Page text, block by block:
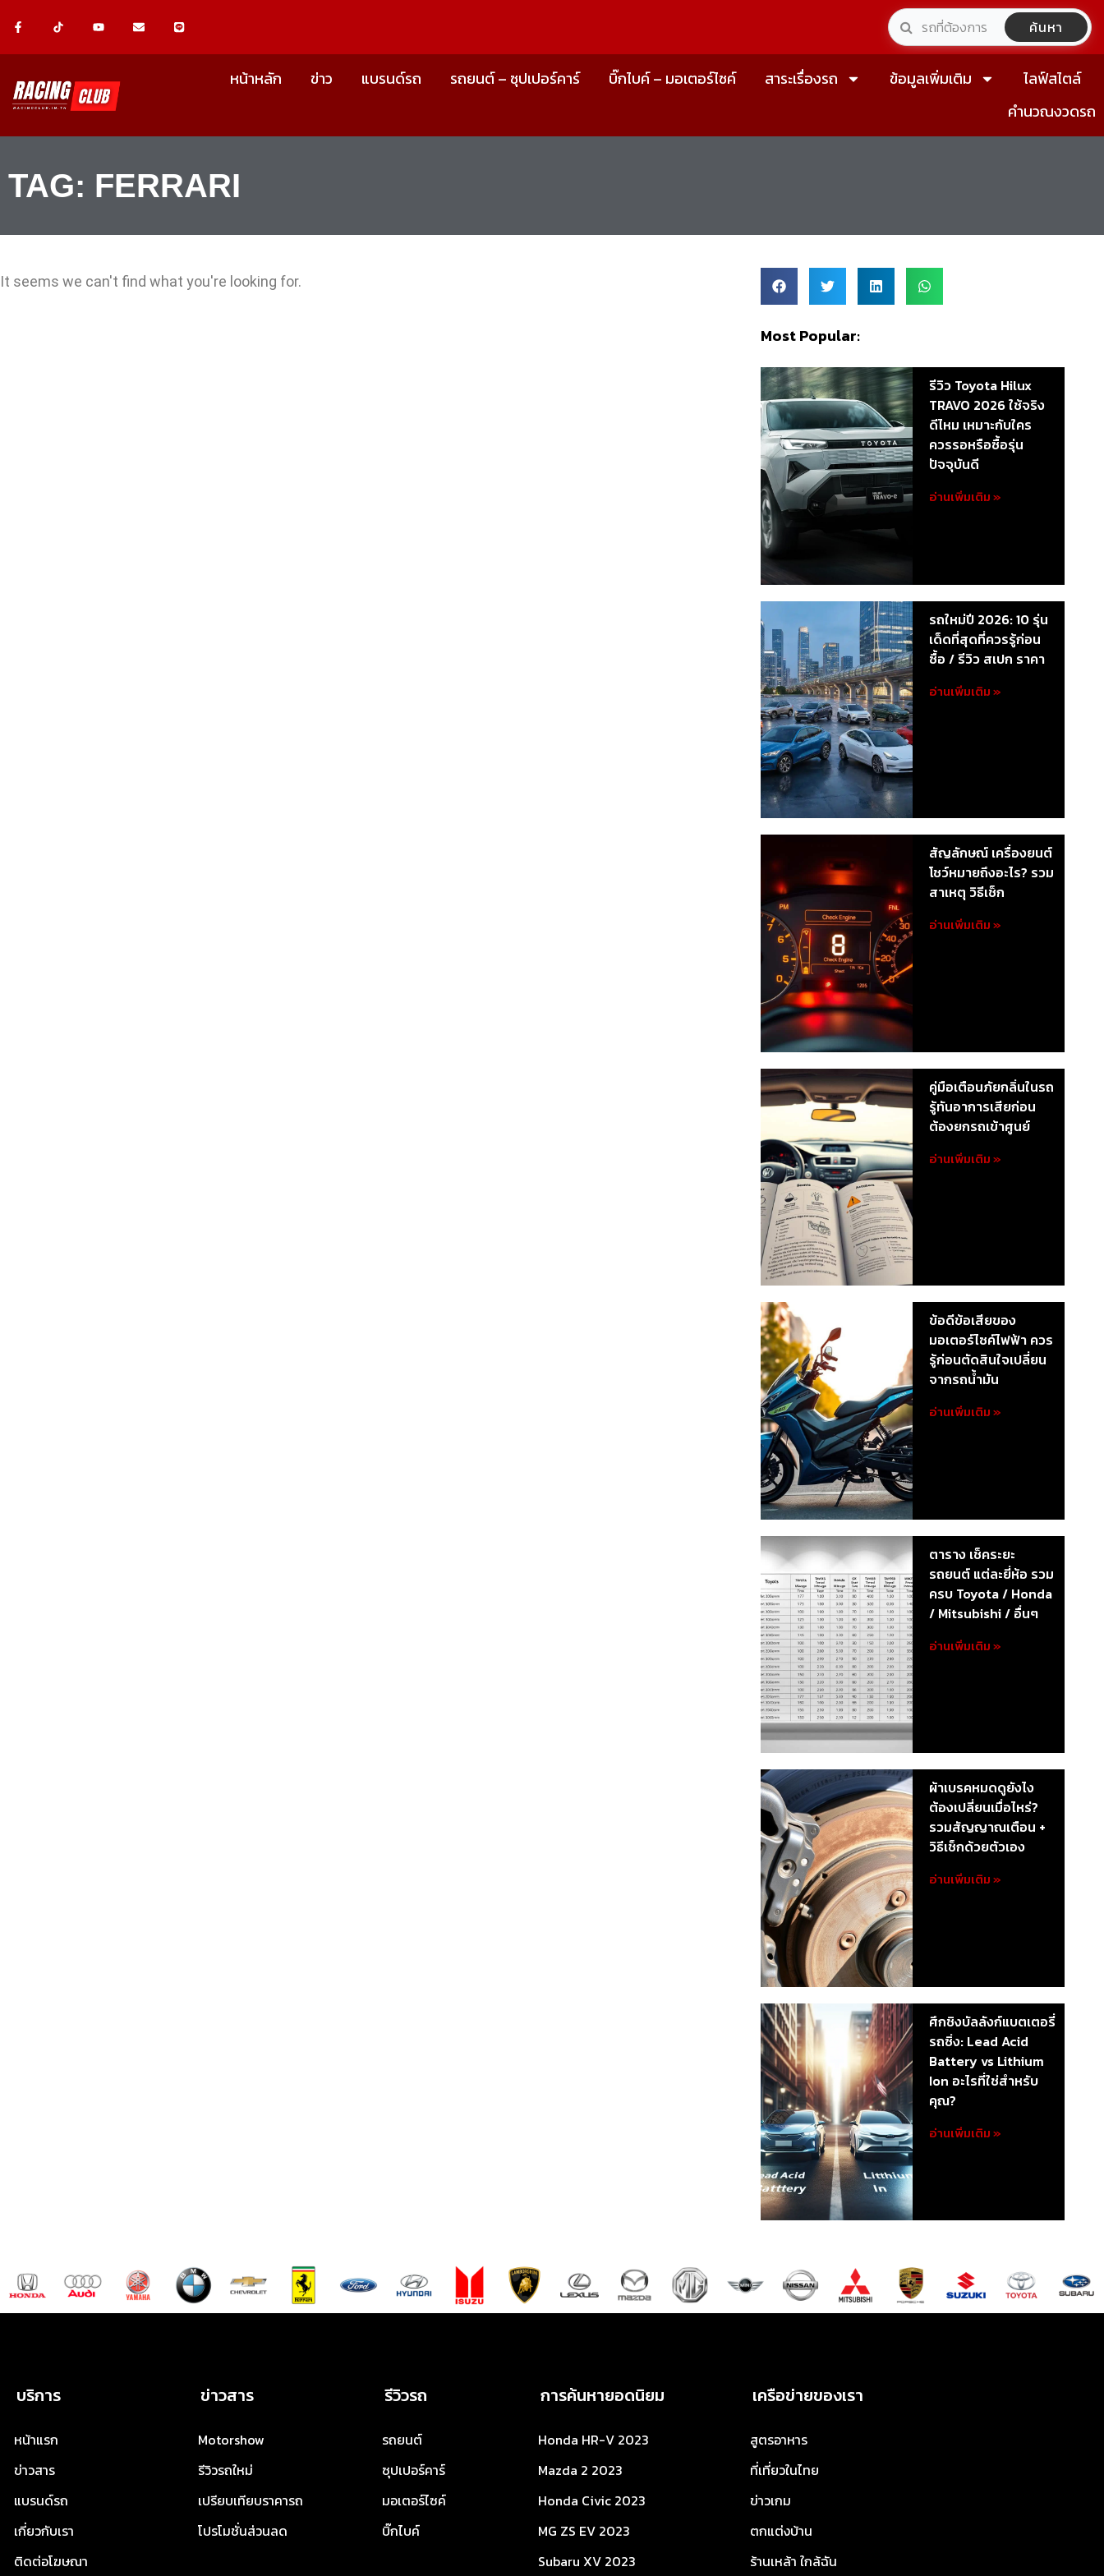
a
c
b
o
k
-
o
u
u
e
n
v
l
i
n ค้นหา
หน้าหลัก ข่าว แบรนด์รถ รถยนต์ – ซุปเปอร์คาร์ บิ๊กไบค์ – มอเตอร์ไซค์ สาระเรื่องรถ ข้อมูลเพิ่มเติม
ไลฟ์สไตล์
คำนวณงวดรถ
TAG: FERRARI
It seems we can't find what you're looking for.
Most Popular:
รีวิว Toyota Hilux
TRAVO 2026 ใช้จริง
ดีไหม เหมาะกับใคร
ควรรอหรือซื้อรุ่น
ปัจจุบันดี
อ่านเพิ่มเติม »
รถใหม่ปี 2026: 10 รุ่น
เด็ดที่สุดที่ควรรู้ก่อน
ซื้อ / รีวิว สเปก ราคา
อ่านเพิ่มเติม »
สัญลักษณ์ เครื่องยนต์
โชว์หมายถึงอะไร? รวม
สาเหตุ วิธีเช็ก
อ่านเพิ่มเติม »
คู่มือเตือนภัยกลิ่นในรถ
รู้ทันอาการเสียก่อน
ต้องยกรถเข้าศูนย์
อ่านเพิ่มเติม »
ข้อดีข้อเสียของ
มอเตอร์ไซค์ไฟฟ้า ควร
รู้ก่อนตัดสินใจเปลี่ยน
จากรถน้ำมัน
อ่านเพิ่มเติม »
ตาราง เช็คระยะ
รถยนต์ แต่ละยี่ห้อ รวม
ครบ Toyota / Honda
/ Mitsubishi / อื่นๆ
อ่านเพิ่มเติม »
ผ้าเบรคหมดดูยังไง
ต้องเปลี่ยนเมื่อไหร่?
รวมสัญญาณเตือน +
วิธีเช็กด้วยตัวเอง
อ่านเพิ่มเติม »
ศึกชิงบัลลังก์แบตเตอรี่
รถซิ่ง: Lead Acid
Battery vs Lithium
Ion อะไรที่ใช่สำหรับ
คุณ?
อ่านเพิ่มเติม »
บริการ
หน้าแรก
ข่าวสาร
แบรนด์รถ
เกี่ยวกับเรา
ติดต่อโฆษณา
ข่าวสาร
Motorshow
รีวิวรถใหม่
เปรียบเทียบราคารถ
โปรโมชั่นส่วนลด
รีวิวรถ
รถยนต์
ซุปเปอร์คาร์
มอเตอร์ไซค์
บิ๊กไบค์
การค้นหายอดนิยม
Honda HR-V 2023
Mazda 2 2023
Honda Civic 2023
MG ZS EV 2023
Subaru XV 2023
เครือข่ายของเรา
สูตรอาหาร
ที่เที่ยวในไทย
ข่าวเกม
ตกแต่งบ้าน
ร้านเหล้า ใกล้ฉัน